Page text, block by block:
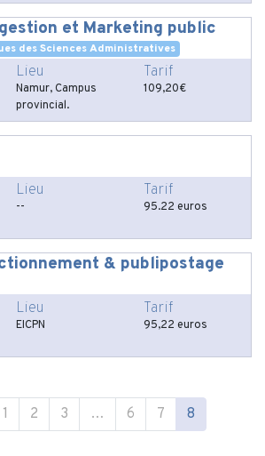
et Marketing public
des Sciences Administratives
Lieu
Namur, Campus
provincial.
Tarif
109,20€
Lieu
--
Tarif
95.22 euros
& publipostage
Lieu
EICPN
Tarif
95,22 euros
1 2 3 … 6 7 8